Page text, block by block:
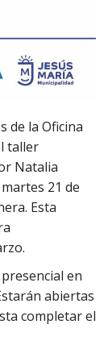
de la Oficina
taller
Natalia
21 de
Esta
en
abiertas
completar el